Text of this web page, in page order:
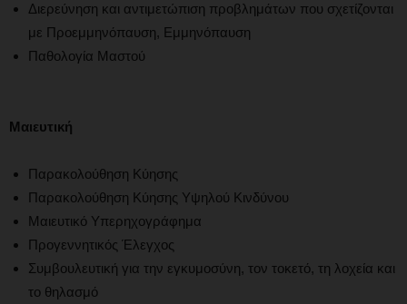
Διερεύνηση και αντιμετώπιση προβλημάτων που σχετίζονται
με Προεμμηνόπαυση, Εμμηνόπαυση
Παθολογία Μαστού
Μαιευτική
Παρακολούθηση Κύησης
Παρακολούθηση Κύησης Υψηλού Κινδύνου
Μαιευτικό Υπερηχογράφημα
Προγεννητικός Έλεγχος
Συμβουλευτική για την εγκυμοσύνη, τον τοκετό, τη λοχεία και
το θηλασμό